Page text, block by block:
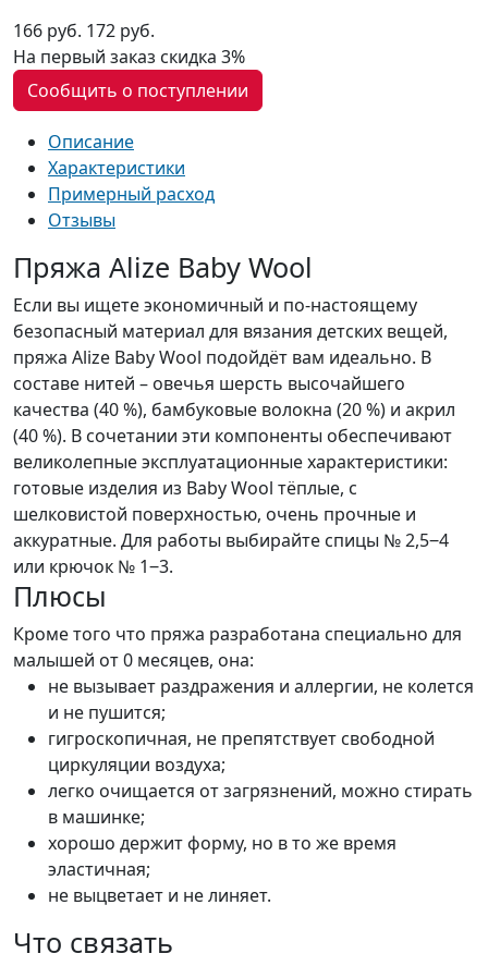
166 руб. 172 руб.
На первый заказ скидка 3%
Сообщить о поступлении
Описание
Характеристики
Примерный расход
Отзывы
Пряжа Alize Baby Wool
Если вы ищете экономичный и по-настоящему
безопасный материал для вязания детских вещей,
пряжа Alize Baby Wool подойдёт вам идеально. В
составе нитей – овечья шерсть высочайшего
качества (40 %), бамбуковые волокна (20 %) и акрил
(40 %). В сочетании эти компоненты обеспечивают
великолепные эксплуатационные характеристики:
готовые изделия из Baby Wool тёплые, с
шелковистой поверхностью, очень прочные и
аккуратные. Для работы выбирайте спицы № 2,5‒4
или крючок № 1‒3.
Плюсы
Кроме того что пряжа разработана специально для
малышей от 0 месяцев, она:
не вызывает раздражения и аллергии, не колется
и не пушится;
гигроскопичная, не препятствует свободной
циркуляции воздуха;
легко очищается от загрязнений, можно стирать
в машинке;
хорошо держит форму, но в то же время
эластичная;
не выцветает и не линяет.
Что связать